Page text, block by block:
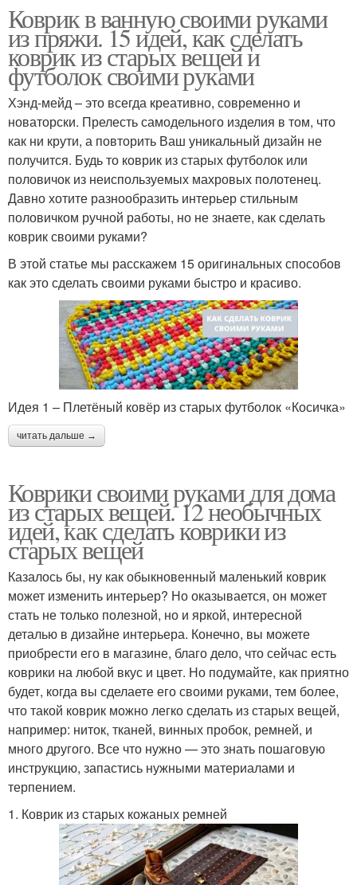
Коврик в ванную своими руками
из пряжи. 15 идей, как сделать
коврик из старых вещей и
футболок своими руками
Хэнд-мейд – это всегда креативно, современно и
новаторски. Прелесть самодельного изделия в том, что
как ни крути, а повторить Ваш уникальный дизайн не
получится. Будь то коврик из старых футболок или
половичок из неиспользуемых махровых полотенец.
Давно хотите разнообразить интерьер стильным
половичком ручной работы, но не знаете, как сделать
коврик своими руками?
В этой статье мы расскажем 15 оригинальных способов
как это сделать своими руками быстро и красиво.
Идея 1 – Плетёный ковёр из старых футболок «Косичка»
читать дальше →
Коврики своими руками для дома
из старых вещей. 12 необычных
идей, как сделать коврики из
старых вещей
Казалось бы, ну как обыкновенный маленький коврик
может изменить интерьер? Но оказывается, он может
стать не только полезной, но и яркой, интересной
деталью в дизайне интерьера. Конечно, вы можете
приобрести его в магазине, благо дело, что сейчас есть
коврики на любой вкус и цвет. Но подумайте, как приятно
будет, когда вы сделаете его своими руками, тем более,
что такой коврик можно легко сделать из старых вещей,
например: ниток, тканей, винных пробок, ремней, и
много другого. Все что нужно — это знать пошаговую
инструкцию, запастись нужными материалами и
терпением.
1. Коврик из старых кожаных ремней